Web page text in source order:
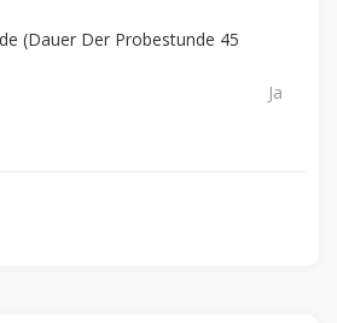
(Dauer Der Probestunde 45
Ja